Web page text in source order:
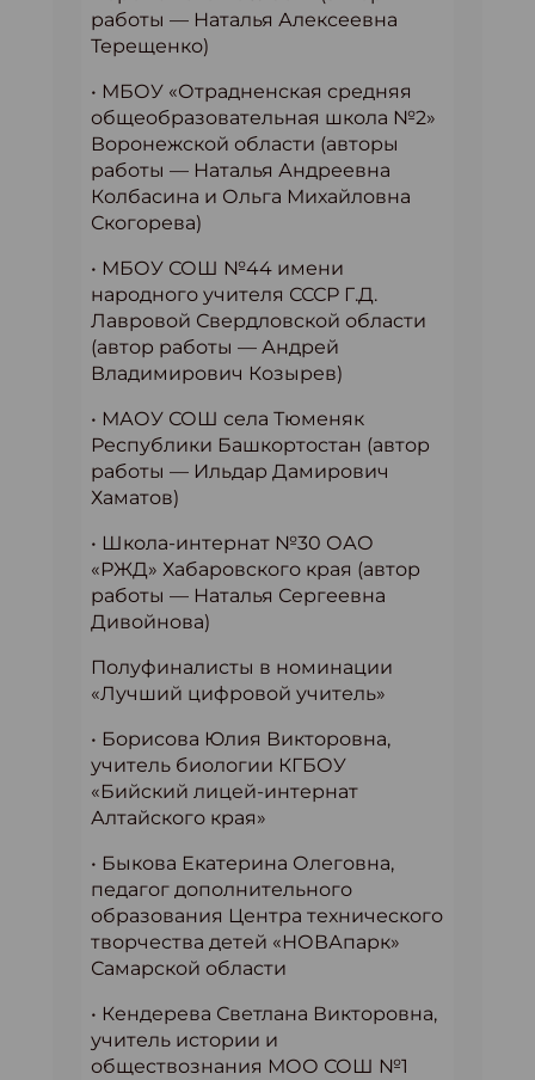
работы — Наталья Алексеевна
Терещенко)
• МБОУ «Отрадненская средняя
общеобразовательная школа №2»
Воронежской области (авторы
работы — Наталья Андреевна
Колбасина и Ольга Михайловна
Скогорева)
• МБОУ СОШ №44 имени
народного учителя СССР Г.Д.
Лавровой Свердловской области
(автор работы — Андрей
Владимирович Козырев)
• МАОУ СОШ села Тюменяк
Республики Башкортостан (автор
работы — Ильдар Дамирович
Хаматов)
• Школа-интернат №30 ОАО
«РЖД» Хабаровского края (автор
работы — Наталья Сергеевна
Дивойнова)
Полуфиналисты в номинации
«Лучший цифровой учитель»
• Борисова Юлия Викторовна,
учитель биологии КГБОУ
«Бийский лицей-интернат
Алтайского края»
• Быкова Екатерина Олеговна,
педагог дополнительного
образования Центра технического
творчества детей «НОВАпарк»
Самарской области
• Кендерева Светлана Викторовна,
учитель истории и
обществознания МОО СОШ №1